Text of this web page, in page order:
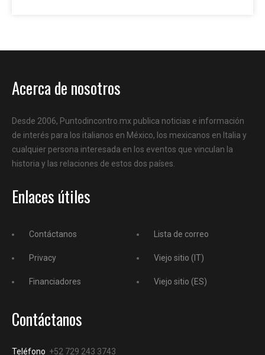
Acerca de nosotros
Desde 2006, Puntodincontro.mx publica noticias e información
de interés para los italianos en México, los mexicanos en Italia y
cualquier persona interesada en los eventos que vinculan la
historia y las relaciones de estos dos países.
Enlaces útiles
Contáctanos
Privacy
Financiadores
Lista de correo
Viejo sitio (IT)
Viejo sitio (ES)
Contáctanos
Teléfono +52 729 243 3743